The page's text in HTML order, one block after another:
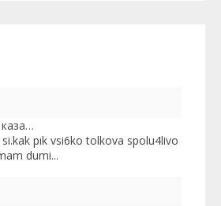
каза…
pık vsi6ko tolkova spolu4livo
dumi...